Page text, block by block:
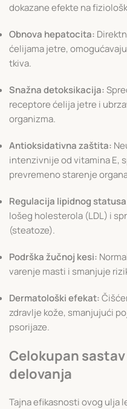
dokazane efekte na
Obnova hepatocita:
ćelijama jetre,
tkiva.
Snažna detoksikacija:
receptore ćelija jetre i
organizma.
Antioksidativna zaštita:
intenzivnije od vitamina E,
prevremeno starenje
Regulacija lipidnog
lošeg holesterola (LDL) i
(steatoze).
Podrška žučnoj kesi:
varenje masti i smanjuje
Dermatološki efekat:
zdravlje kože, smanjujući
psorijaze.
Celokupan
delovanja
Tajna efikasnosti ovog ulja